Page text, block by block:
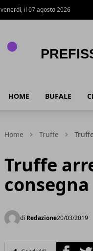
venerdì, il 07 agosto 2026
HOME BUFALE
Home Truffe
Truffe
di Redazione20/03/2019
Facebook